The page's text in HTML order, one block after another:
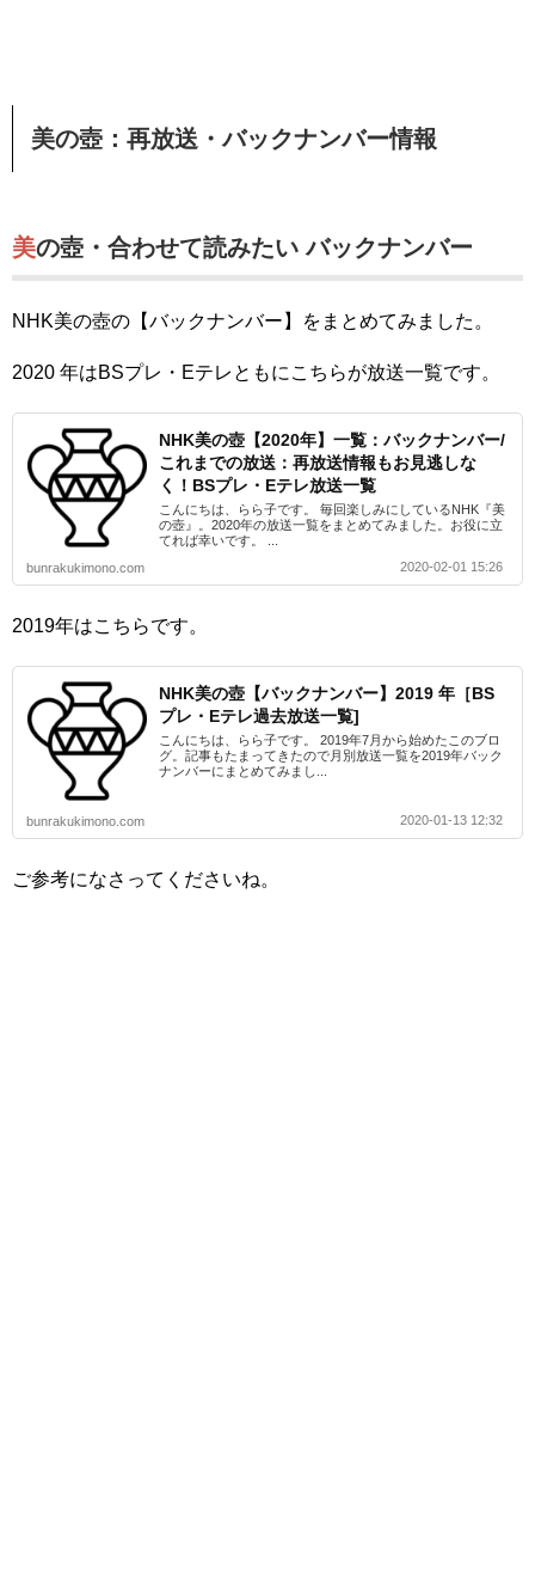
美の壺：再放送・バックナンバー情報
美の壺・合わせて読みたい バックナンバー
NHK美の壺の【バックナンバー】をまとめてみました。
2020 年はBSプレ・Eテレともにこちらが放送一覧です。
NHK美の壺【2020年】一覧：バックナンバー/
これまでの放送：再放送情報もお見逃しな
く！BSプレ・Eテレ放送一覧
こんにちは、らら子です。 毎回楽しみにしているNHK『美
の壺』。2020年の放送一覧をまとめてみました。お役に立
てれば幸いです。 ...
bunrakukimono.com
2020-02-01 15:26
2019年はこちらです。
NHK美の壺【バックナンバー】2019 年［BS
プレ・Eテレ過去放送一覧]
こんにちは、らら子です。 2019年7月から始めたこのブロ
グ。記事もたまってきたので月別放送一覧を2019年バック
ナンバーにまとめてみまし...
bunrakukimono.com 2020-01-13 12:32
ご参考になさってくださいね。